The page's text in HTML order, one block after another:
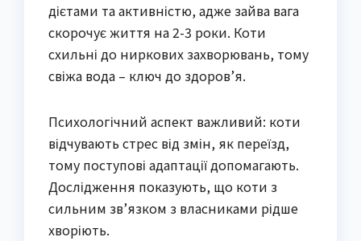
дієтами та активністю, адже зайва вага
скорочує життя на 2-3 роки. Коти
схильні до ниркових захворювань, тому
свіжа вода – ключ до здоров’я.
Психологічний аспект важливий: коти
відчувають стрес від змін, як переїзд,
тому поступові адаптації допомагають.
Дослідження показують, що коти з
сильним зв’язком з власниками рідше
хворіють.